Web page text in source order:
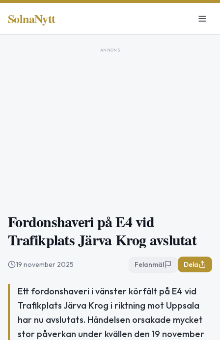
SolnaNytt
ANNONS
Fordonshaveri på E4 vid
Trafikplats Järva Krog avslutat
19 november 2025 Felanmäl Dela
Ett fordonshaveri i vänster körfält på E4 vid
Trafikplats Järva Krog i riktning mot Uppsala
har nu avslutats. Händelsen orsakade mycket
stor påverkan under kvällen den 19 november